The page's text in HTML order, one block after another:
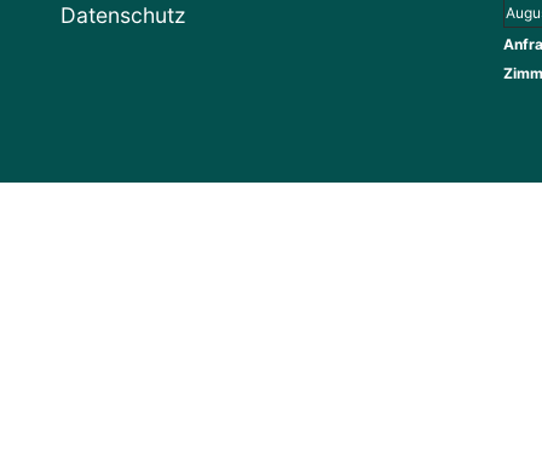
Datenschutz